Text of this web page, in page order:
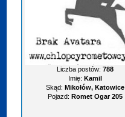
Liczba postów:788
Imię: Kamil
Skąd: Mikołów, Katowice
Pojazd: Romet Ogar 205